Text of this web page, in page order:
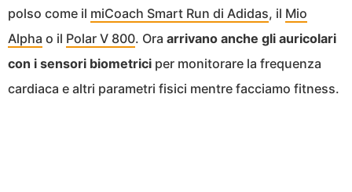
polso come il miCoach Smart Run di Adidas, il Mio
Alpha o il Polar V 800. Ora arrivano anche gli auricolari
con i sensori biometrici per monitorare la frequenza
cardiaca e altri parametri fisici mentre facciamo fitness.